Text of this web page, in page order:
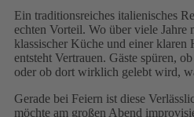
Ein traditionsreiches italienisches
echten Vorteil. Wo über viele Jahre
klassischer Küche und einer klaren
entsteht Vertrauen. Gäste spüren,
oder ob dort wirklich gelebt wird,
Gerade bei Feiern ist diese
möchte am großen Abend